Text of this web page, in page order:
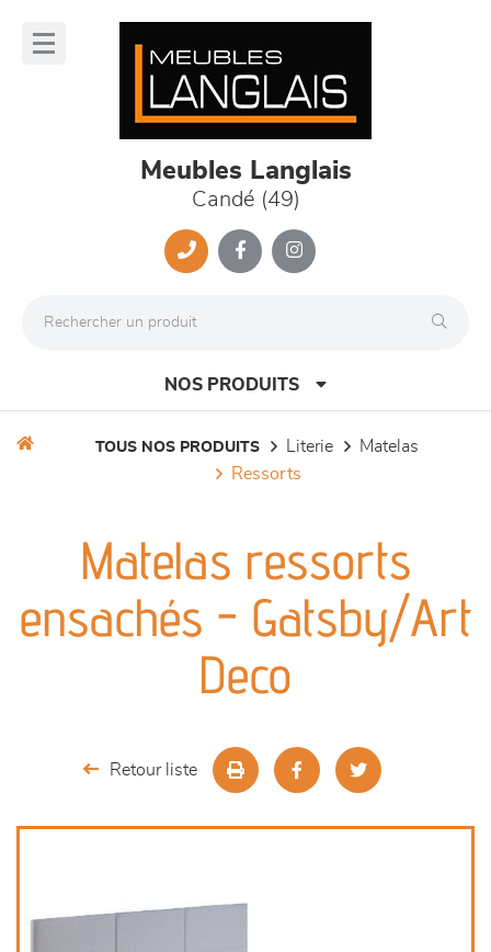
Meubles Langlais
Candé (49)
NOS PRODUITS
séjours
meubles de complément
TOUS NOS PRODUITS literie
matelas
ressorts
Matelas ressorts
ensachés - Gatsby/Art
Deco
Retour liste